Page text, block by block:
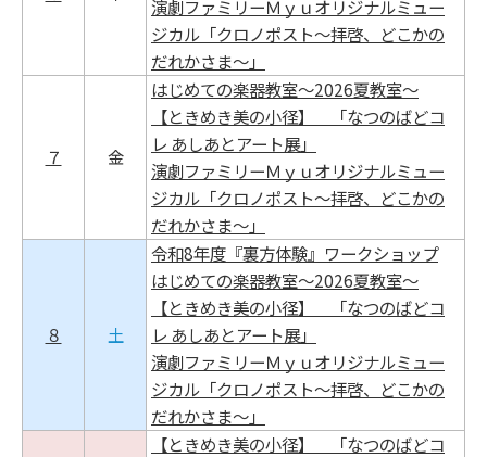
演劇ファミリーＭｙｕオリジナルミュー
ジカル「クロノポスト～拝啓、どこかの
だれかさま～」
７ 金
はじめての楽器教室～2026夏教室～
【ときめき美の小径】 「なつのばどコ
レ あしあとアート展」
演劇ファミリーＭｙｕオリジナルミュー
ジカル「クロノポスト～拝啓、どこかの
だれかさま～」
８ 土
令和8年度『裏方体験』ワークショップ
はじめての楽器教室～2026夏教室～
【ときめき美の小径】 「なつのばどコ
レ あしあとアート展」
演劇ファミリーＭｙｕオリジナルミュー
ジカル「クロノポスト～拝啓、どこかの
だれかさま～」
【ときめき美の小径】 「なつのばどコ